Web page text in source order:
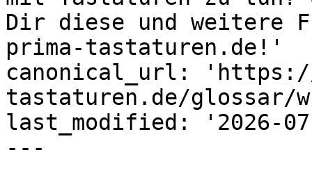
Dir diese und weitere
prima-tastaturen.de!'
canonical_url: 'https://
tastaturen.de/
last_modified: '2026-
---